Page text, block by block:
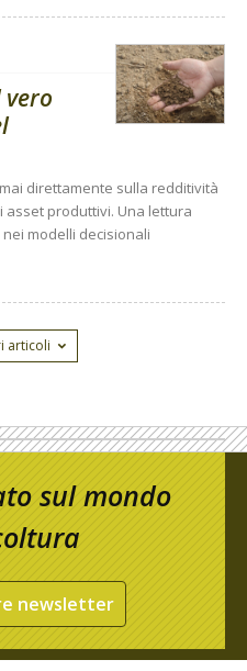
direttamente sulla redditività
produttivi. Una lettura
modelli decisionali
articoli
sul mondo
newsletter